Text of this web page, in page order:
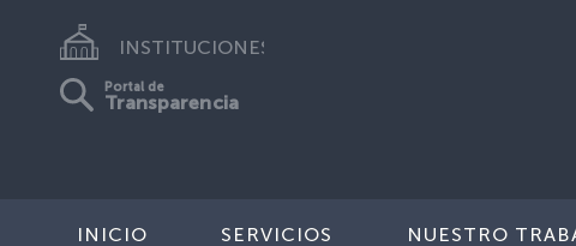
INSTITUCIONES
Portal de
Transparencia
INICIO SERVICIOS NUESTRO